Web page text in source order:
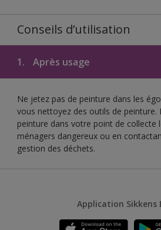
Conseils d’utilisation
1. Après usage
Ne jetez pas de peinture dans les
vous nettoyez des outils de peinture.
peinture dans votre point de collecte
ménagers dangereux ou en
gestion des déchets.
Application Sikkens